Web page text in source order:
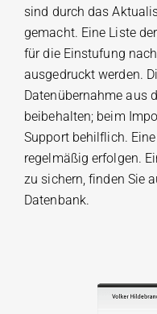
sind durch das
gemacht. Eine Liste
für die Einstufung
ausgedruckt werden.
Datenübernahme aus
beibehalten; beim
Support behilflich.
regelmäßig erfolgen.
zu sichern, finden Sie
Datenbank.